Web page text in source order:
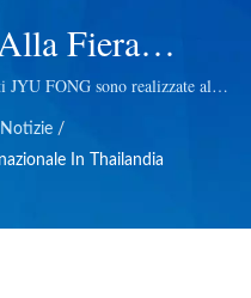
Fiera
Tailandia |
Per
Per Il Taglio
JYU FONG sono realizzate al
eccellente per affettatrici
estrattori di succo di erba di
qualità a ogni passaggio, quindi
Notizie /
In Thailandia